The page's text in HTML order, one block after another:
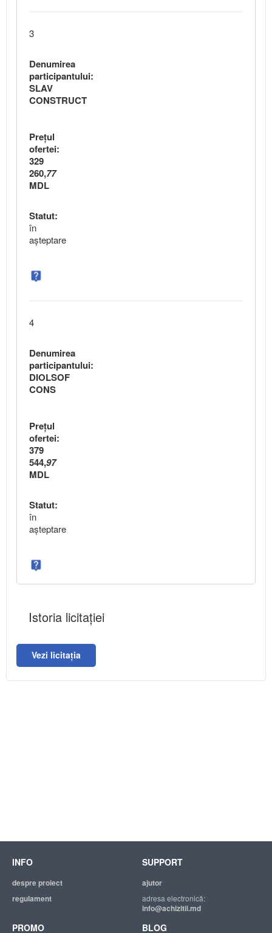
3
Denumirea
participantului:
SLAV
CONSTRUCT
Preţul
ofertei:
329
260,77
MDL
Statut:
în
aşteptare
4
Denumirea
participantului:
DIOLSOF
CONS
Preţul
ofertei:
379
544,97
MDL
Statut:
în
aşteptare
Istoria licitației
Vezi licitația
INFO
despre proiect
regulament
SUPPORT
ajutor
adresa electronică:
info@achizitii.md
PROMO BLOG